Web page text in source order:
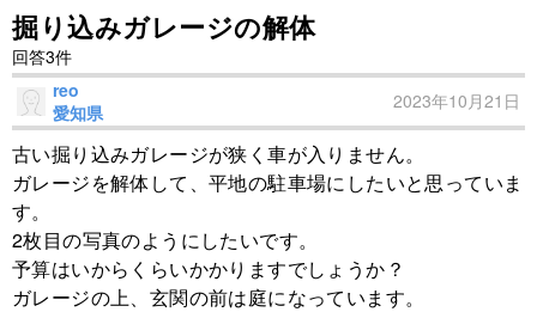
掘り込みガレージの解体
回答3件
reo
愛知県
2023年10月21日
古い掘り込みガレージが狭く車が入りません。
ガレージを解体して、平地の駐車場にしたいと思っていま
す。
2枚目の写真のようにしたいです。
予算はいからくらいかかりますでしょうか？
ガレージの上、玄関の前は庭になっています。